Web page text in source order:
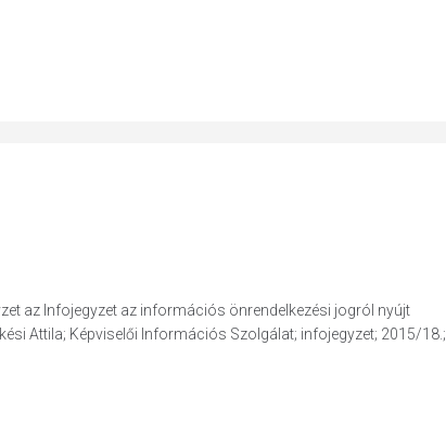
az Infojegyzet az információs önrendelkezési jogról nyújt
Attila; Képviselői Információs Szolgálat; infojegyzet; 2015/18.;